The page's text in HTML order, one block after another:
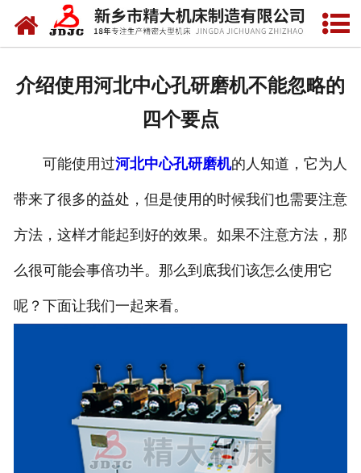
网站首页
视频中心
联系我们
介绍使用河北中心孔研磨机不能忽略的
四个要点
可能使用过河北中心孔研磨机的人知道，它为人
带来了很多的益处，但是使用的时候我们也需要注意
方法，这样才能起到好的效果。如果不注意方法，那
么很可能会事倍功半。那么到底我们该怎么使用它
呢？下面让我们一起来看。